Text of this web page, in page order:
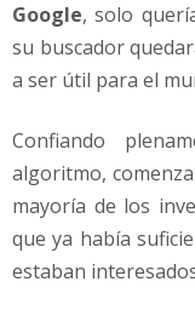
Google, solo
su buscador
a ser útil para el
Confiando
algoritmo,
mayoría de los
que ya había
estaban